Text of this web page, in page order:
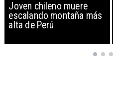
Brasil reduce contacto
diplomático con
Argentina por dichos de